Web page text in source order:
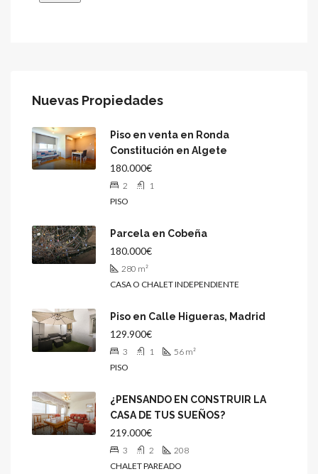
Nuevas Propiedades
Piso en venta en Ronda
Constitución en Algete
180.000€
2
1
PISO
Parcela en Cobeña
180.000€
280 m²
CASA O CHALET INDEPENDIENTE
Piso en Calle Higueras, Madrid
129.900€
3 1 56 m²
PISO
¿PENSANDO EN CONSTRUIR LA
CASA DE TUS SUEÑOS?
219.000€
3 2
208
CHALET PAREADO